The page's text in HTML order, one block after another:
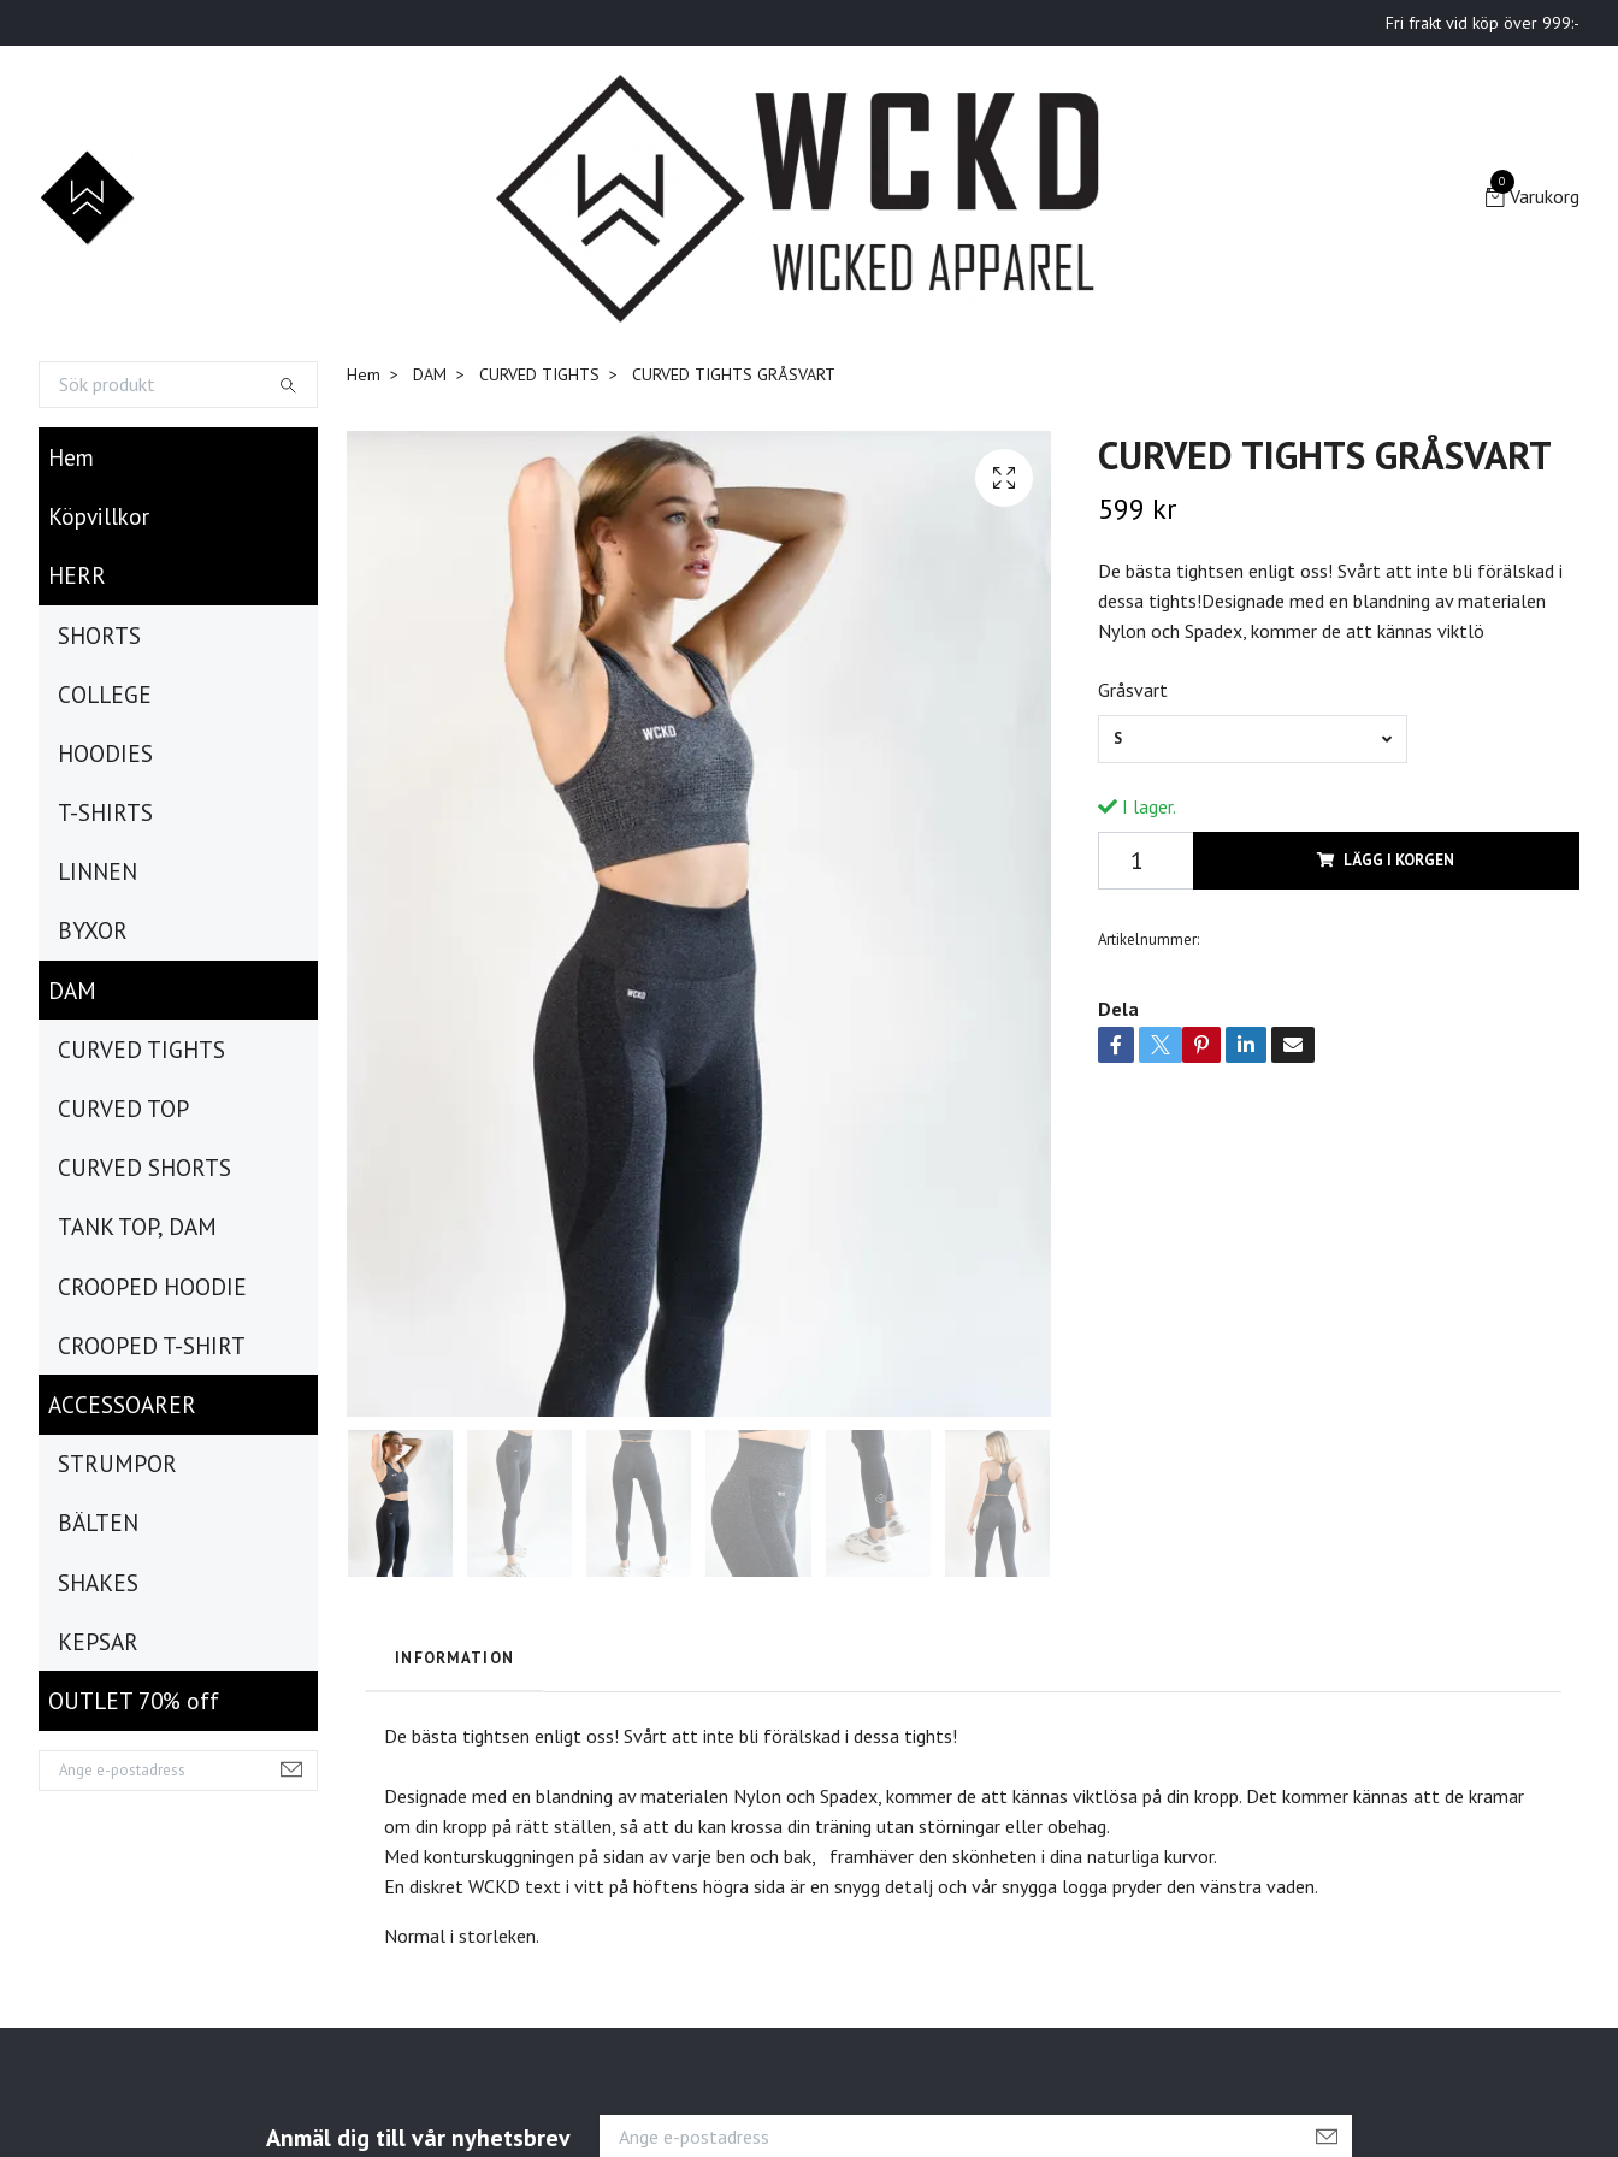
Fri frakt vid köp över 999:-
0
Varukorg
Hem
Köpvillkor
HERR
SHORTS
COLLEGE
HOODIES
T-SHIRTS
LINNEN
BYXOR
DAM
CURVED TIGHTS
CURVED TOP
CURVED SHORTS
TANK TOP, DAM
CROOPED HOODIE
CROOPED T-SHIRT
ACCESSOARER
STRUMPOR
BÄLTEN
SHAKES
KEPSAR
OUTLET 70% off
Hem DAM CURVED TIGHTS CURVED TIGHTS GRÅSVART
CURVED TIGHTS GRÅSVART
599 kr
De bästa tightsen enligt oss! Svårt att inte bli förälskad i
dessa tights!Designade med en blandning av materialen
Nylon och Spadex, kommer de att kännas viktlö
Gråsvart
S
I lager.
LÄGG I KORGEN
Artikelnummer:
Dela
INFORMATION
De bästa tightsen enligt oss! Svårt att inte bli förälskad i dessa tights!
Designade med en blandning av materialen Nylon och Spadex, kommer de att kännas viktlösa på din kropp. Det kommer kännas att de kramar
om din kropp på rätt ställen, så att du kan krossa din träning utan störningar eller obehag.
Med konturskuggningen på sidan av varje ben och bak, framhäver den skönheten i dina naturliga kurvor.
En diskret WCKD text i vitt på höftens högra sida är en snygg detalj och vår snygga logga pryder den vänstra vaden.
Normal i storleken.
Anmäl dig till vår nyhetsbrev